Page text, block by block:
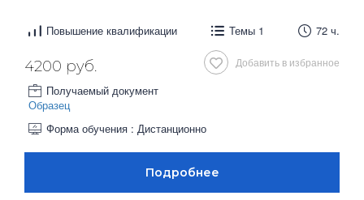
Повышение квалификации Темы 1 72 ч.
Добавить в избранное
4200 руб.
Получаемый документ
Образец
Форма обучения : Дистанционно